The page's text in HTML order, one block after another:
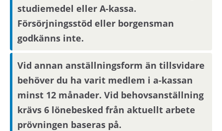
studiemedel eller A-kassa.
Försörjningsstöd eller borgensman
godkänns inte.
Vid annan anställningsform än tillsvidare
behöver du ha varit medlem i a-kassan
minst 12 månader. Vid behovsanställning
krävs 6 lönebesked från aktuellt arbete
prövningen baseras på.